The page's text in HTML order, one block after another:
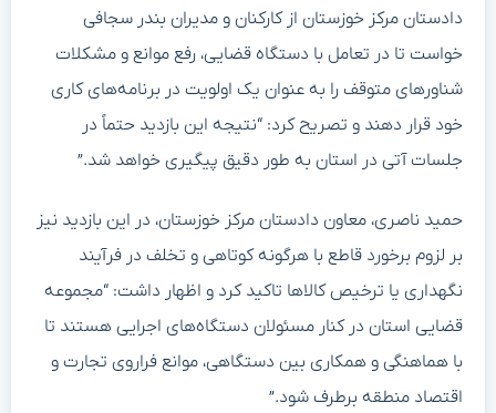
دادستان مرکز خوزستان از کارکنان و مدیران بندر سجافی
خواست تا در تعامل با دستگاه قضایی، رفع موانع و مشکلات
شناورهای متوقف را به عنوان یک اولویت در برنامه‌های کاری
خود قرار دهند و تصریح کرد: “نتیجه این بازدید حتماً در
جلسات آتی در استان به طور دقیق پیگیری خواهد شد.”
حمید ناصری، معاون دادستان مرکز خوزستان، در این بازدید نیز
بر لزوم برخورد قاطع با هرگونه کوتاهی و تخلف در فرآیند
نگهداری یا ترخیص کالاها تاکید کرد و اظهار داشت: “مجموعه
قضایی استان در کنار مسئولان دستگاه‌های اجرایی هستند تا
با هماهنگی و همکاری بین دستگاهی، موانع فراروی تجارت و
اقتصاد منطقه برطرف شود.”